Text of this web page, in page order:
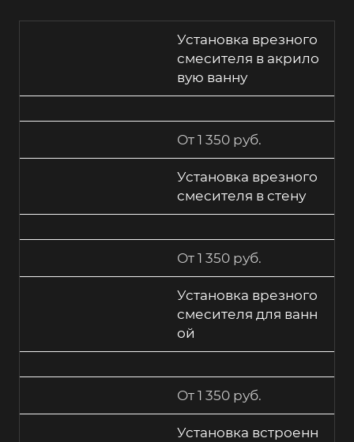
Установка врезного
смесителя в акрило
вую ванну
От 1 350 руб.
Установка врезного
смесителя в стену
От 1 350 руб.
Установка врезного
смесителя для ванн
ой
От 1 350 руб.
Установка встроенн